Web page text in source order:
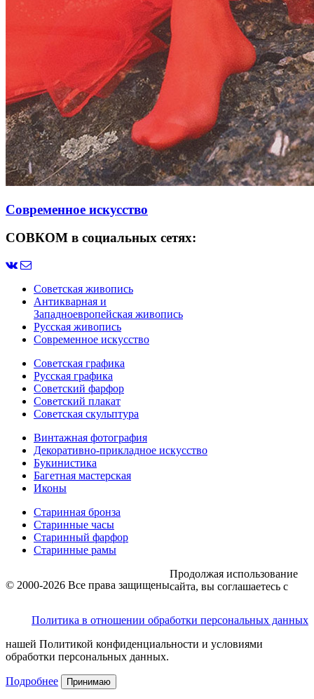
Современное искусство
СОВКОМ в социальных сетях:
Советская живопись
Антикварная и
Западноевропейская живопись
Русская живопись
Современное искусство
Советская графика
Русская графика
Советский фарфор
Советский плакат
Советская скульптура
Винтажная фотография
Декоративно-прикладное искусство
Букинистика
Багетная мастерская
Иконы
Старинная бронза
Старинные часы
Старинный фарфор
Старинные рамы
© 2000-2026 Все права защищены
Политика в отношении обработки персональных данных
Продолжая использование
сайта, вы соглашаетесь с
нашей Политикой конфиденциальности и условиями
обработки персональных данных.
Подробнее Принимаю